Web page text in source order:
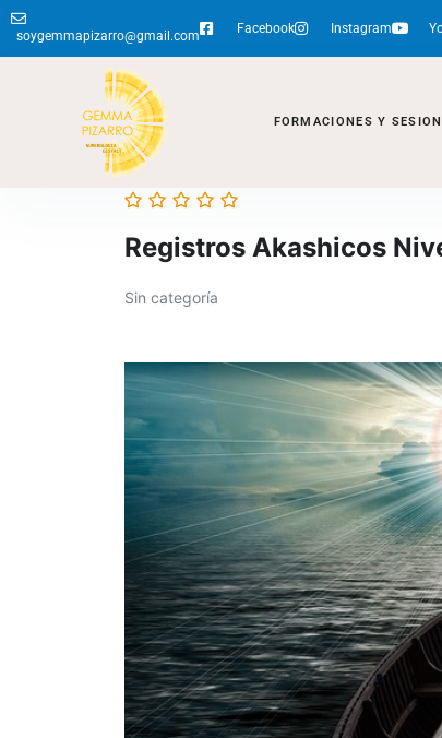
soygemmapizarro@gmail.com Facebook Instagram
FORMACIONES Y
Registros Akashicos
Sin categoría